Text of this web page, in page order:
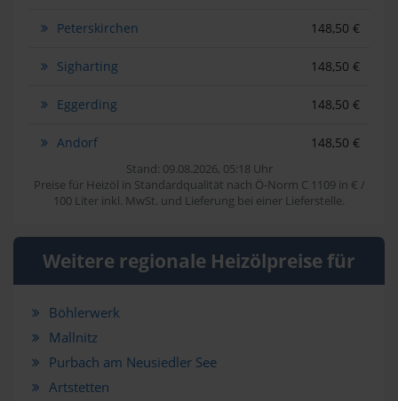
Peterskirchen 148,50 €
Sigharting 148,50 €
Eggerding 148,50 €
Andorf 148,50 €
Stand: 09.08.2026, 05:18 Uhr
Preise für Heizöl in Standardqualität nach Ö-Norm C 1109 in € /
100 Liter inkl. MwSt. und Lieferung bei einer Lieferstelle.
Weitere regionale Heizölpreise für
Böhlerwerk
Mallnitz
Purbach am Neusiedler See
Artstetten